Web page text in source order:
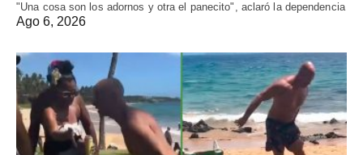
"Una cosa son los adornos y otra el panecito", aclaró la dependencia
Ago 6, 2026